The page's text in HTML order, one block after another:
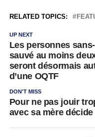
RELATED TOPICS:
UP NEXT
Les personnes
sauvé au moins
seront désormais
d’une OQTF
DON'T MISS
Pour ne pas jouir
avec sa mère